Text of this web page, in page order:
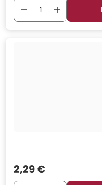
Verkaufspreis
2,29 €